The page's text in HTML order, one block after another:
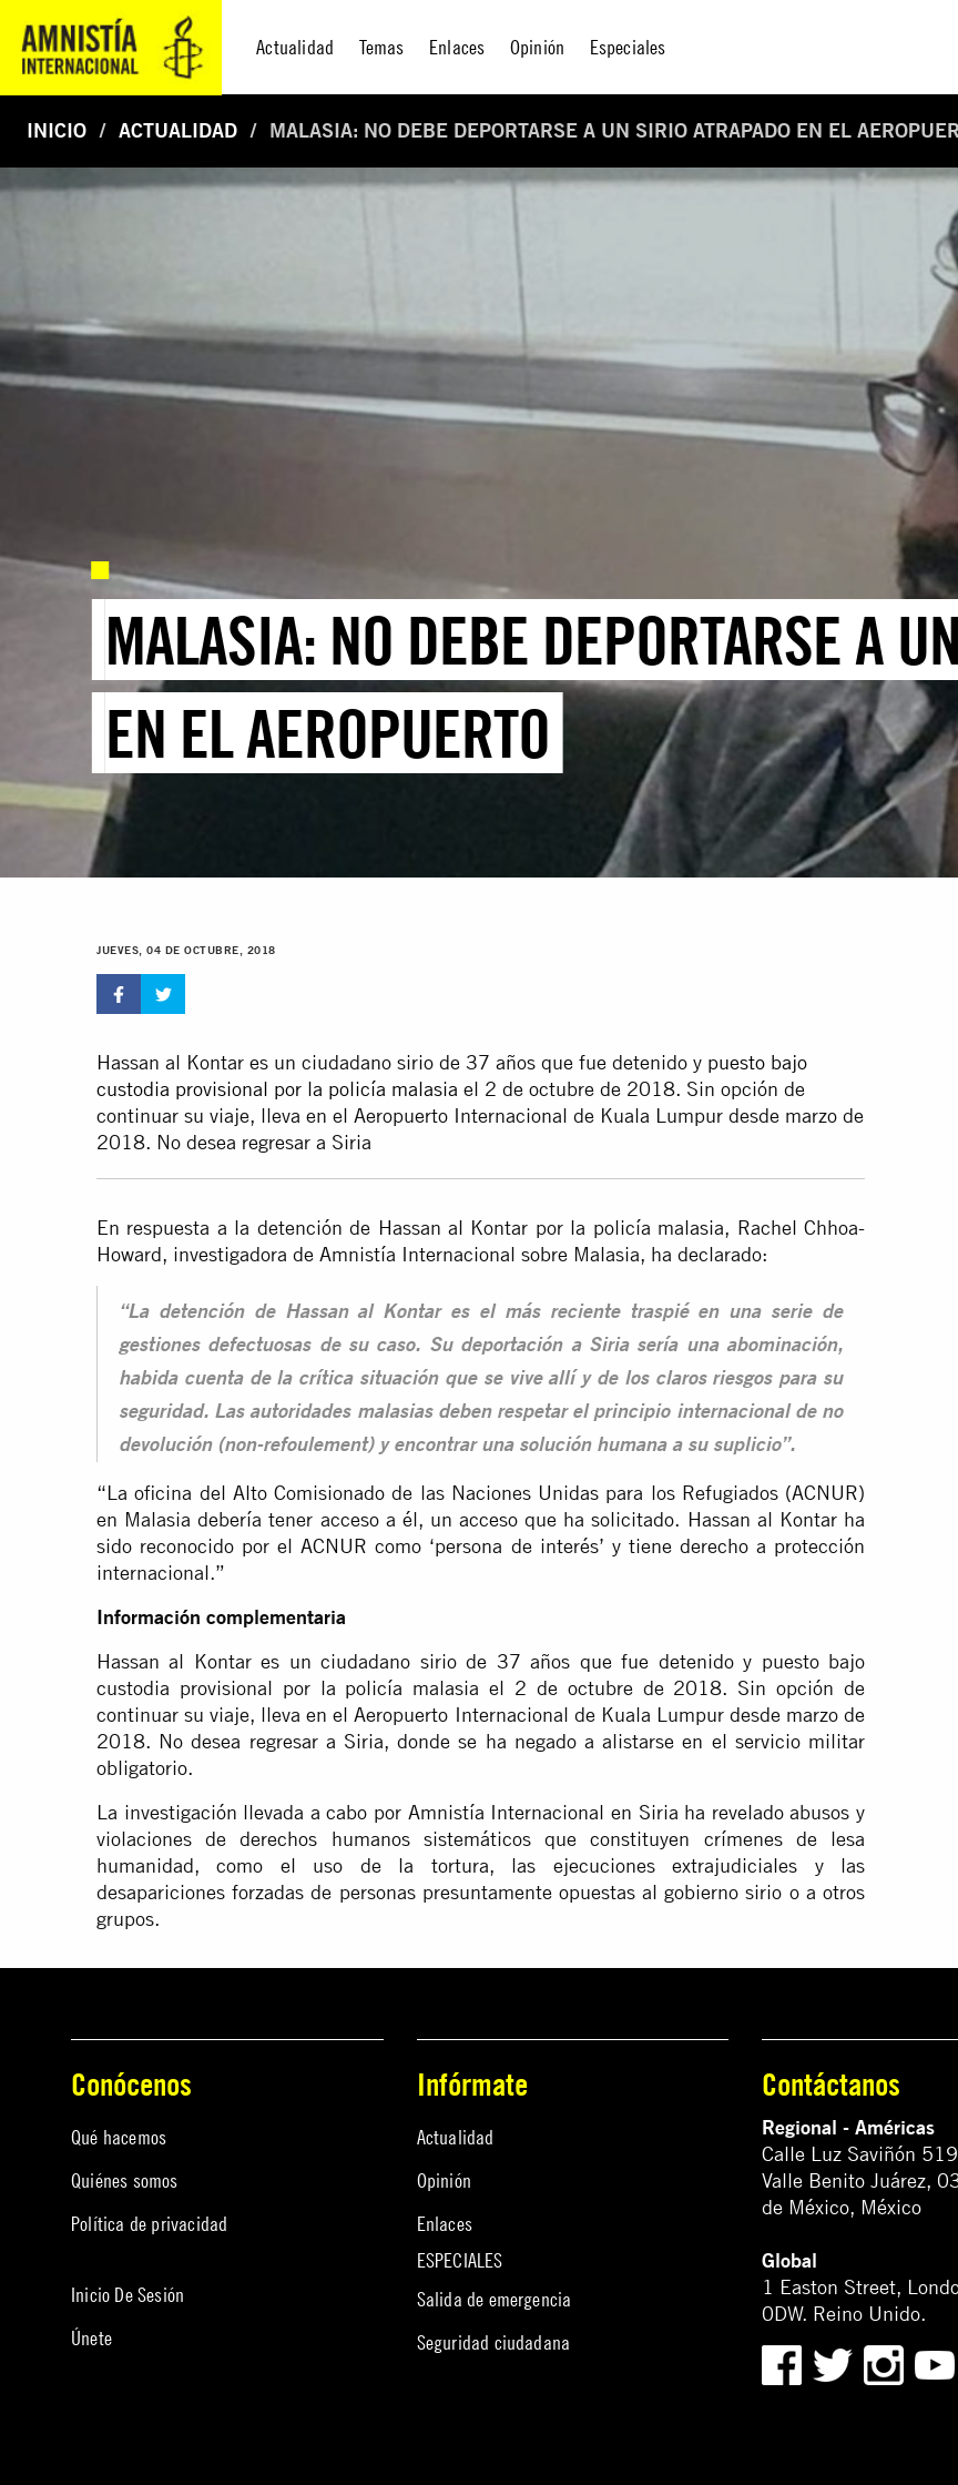
Actualidad Temas Enlaces Opinión Especiales
INICIO ACTUALIDAD MALASIA: NO DEBE DEPORTARSE A UN SIRIO ATRAPADO EN EL
MALASIA: NO DEBE DEPORTARSE A
EN EL AEROPUERTO
JUEVES, 04 DE OCTUBRE, 2018
Hassan al Kontar es un ciudadano sirio de 37 años que fue detenido y puesto bajo
custodia provisional por la policía malasia el 2 de octubre de 2018. Sin opción de
continuar su viaje, lleva en el Aeropuerto Internacional de Kuala Lumpur desde marzo de
2018. No desea regresar a Siria
En respuesta a la detención de Hassan al Kontar por la policía malasia, Rachel Chhoa-
Howard, investigadora de Amnistía Internacional sobre Malasia, ha declarado:
“La detención de Hassan al Kontar es el más reciente traspié en una serie de
gestiones defectuosas de su caso. Su deportación a Siria sería una abominación,
habida cuenta de la crítica situación que se vive allí y de los claros riesgos para su
seguridad. Las autoridades malasias deben respetar el principio internacional de no
devolución (non-refoulement) y encontrar una solución humana a su suplicio”.
“La oficina del Alto Comisionado de las Naciones Unidas para los Refugiados (ACNUR)
en Malasia debería tener acceso a él, un acceso que ha solicitado. Hassan al Kontar ha
sido reconocido por el ACNUR como ‘persona de interés’ y tiene derecho a protección
internacional.”
Información complementaria
Hassan al Kontar es un ciudadano sirio de 37 años que fue detenido y puesto bajo
custodia provisional por la policía malasia el 2 de octubre de 2018. Sin opción de
continuar su viaje, lleva en el Aeropuerto Internacional de Kuala Lumpur desde marzo de
2018. No desea regresar a Siria, donde se ha negado a alistarse en el servicio militar
obligatorio.
La investigación llevada a cabo por Amnistía Internacional en Siria ha revelado abusos y
violaciones de derechos humanos sistemáticos que constituyen crímenes de lesa
humanidad, como el uso de la tortura, las ejecuciones extrajudiciales y las
desapariciones forzadas de personas presuntamente opuestas al gobierno sirio o a otros
grupos.
Conócenos
Qué hacemos
Quiénes somos
Política de privacidad
Inicio De Sesión
Únete
Infórmate
Actualidad
Opinión
Enlaces
ESPECIALES
Salida de emergencia
Seguridad ciudadana
Contáctanos
Regional - Américas
Calle Luz Saviñón
Valle Benito Juárez,
de México, México
Global
1 Easton Street,
0DW. Reino Unido.